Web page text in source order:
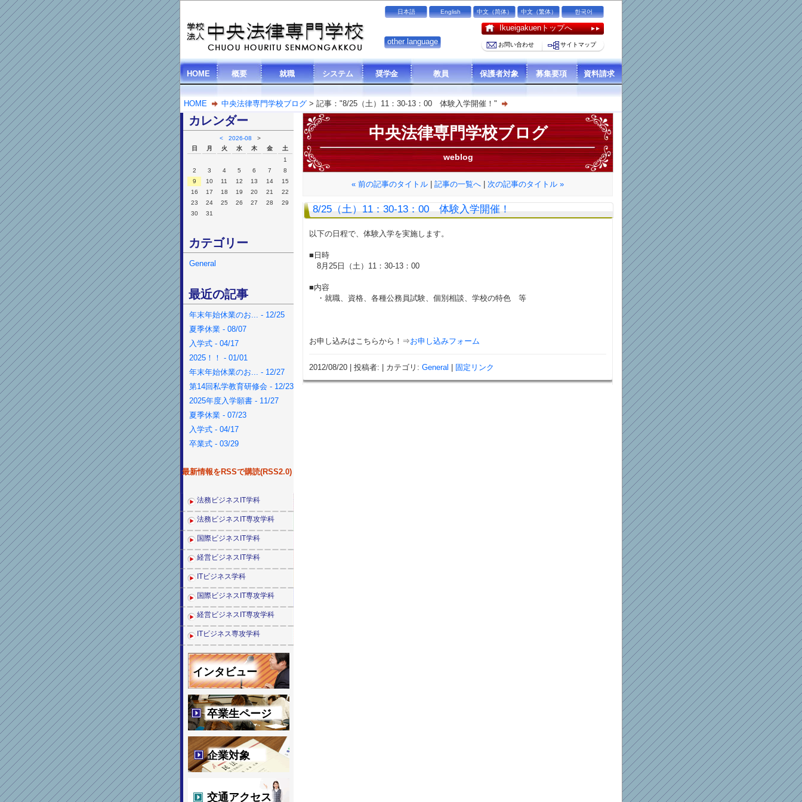
Ikueigakuenトップへ
お問い合わせ サイトマップ
日本語 English 中文（简体） 中文（繁体） 한국어
other language
HOME 概要 就職 システム 奨学金 教員 保護者対象 募集要項 資料請求
HOME 中央法律専門学校ブログ > 記事："8/25（土）11：30-13：00 体験入学開催！"
中央法律専門学校ブログ
weblog
« 前の記事のタイトル 記事の一覧へ 次の記事のタイトル »
8/25（土）11：30-13：00 体験入学開催！
以下の日程で、体験入学を実施します。
■日時
8月25日（土）11：30-13：00
■内容
・就職、資格、各種公務員試験、個別相談、学校の特色 等
お申し込みはこちらから！⇒お申し込みフォーム
2012/08/20 |投稿者: | カテゴリ:General | 固定リンク
カレンダー
< 2026-08 >
日
月 火 水 木 金
土
1
2
3 4 5 6 7
8
9
10 11 12 13 14
15
16
17 18 19 20 21
22
23
24 25 26 27 28
29
30
31
カテゴリー
General
最近の記事
年末年始休業のお... - 12/25
夏季休業 - 08/07
入学式 - 04/17
2025！！ - 01/01
年末年始休業のお... - 12/27
第14回私学教育研修会 - 12/23
2025年度入学願書 - 11/27
夏季休業 - 07/23
入学式 - 04/17
卒業式 - 03/29
最新情報をRSSで購読(RSS2.0)
法務ビジネスIT学科
法務ビジネスIT専攻学科
国際ビジネスIT学科
経営ビジネスIT学科
ITビジネス学科
国際ビジネスIT専攻学科
経営ビジネスIT専攻学科
ITビジネス専攻学科
インタビュー
卒業生ページ
企業対象
交通アクセス